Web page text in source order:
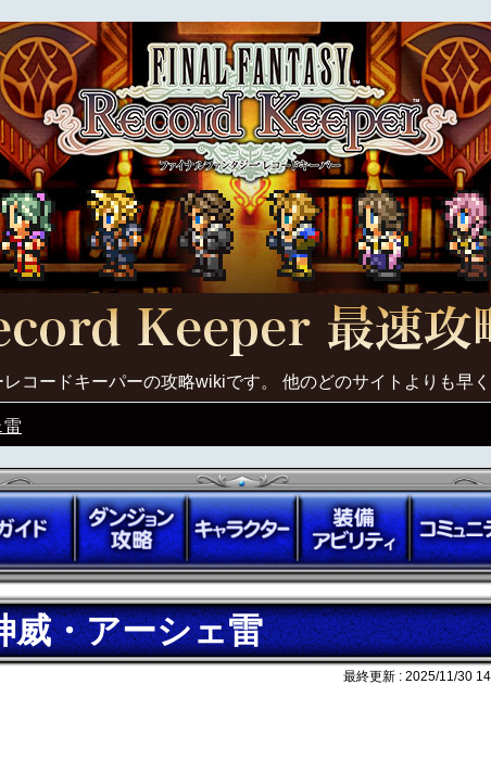
コードキーパーの攻略wikiです。 他のどのサイトよりも早
雷
威・アーシェ雷
最終更新 : 2025/11/30